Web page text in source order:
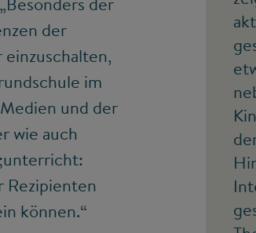
der
im
und der
wie auch
Rezipienten
können.“